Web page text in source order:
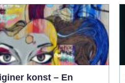
konst – En